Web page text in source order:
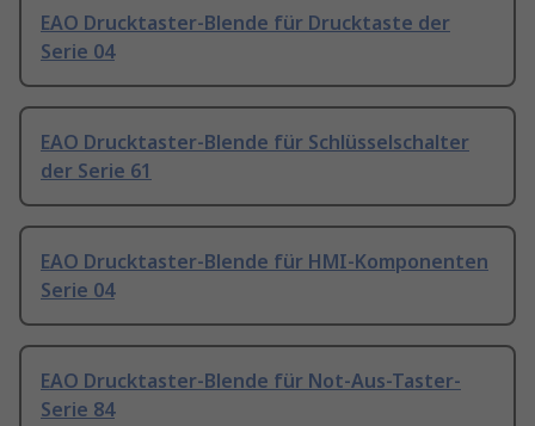
EAO Drucktaster-Blende für Drucktaste der
Serie 04
EAO Drucktaster-Blende für Schlüsselschalter
der Serie 61
EAO Drucktaster-Blende für HMI-Komponenten
Serie 04
EAO Drucktaster-Blende für Not-Aus-Taster-
Serie 84